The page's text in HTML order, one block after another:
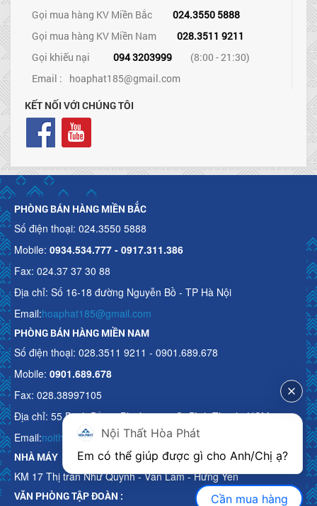
Gọi mua hàng KV Miền Bắc
024.3550 5888
Gọi mua hàng KV Miền Nam
028.3511 9211
Gọi khiếu nại
094 3203999
(8:00 - 21:30)
Email : hoaphat185@gmail.com
KẾT NỐI VỚI CHÚNG TÔI
PHÒNG BÁN HÀNG MIỀN BẮC
Số điện thoại: 024.3550 5888
Mobile: 0934.534.777 - 0917.311.386
Fax: 024.37 37 30 88
Địa chỉ: Số 16-18 đường Nguyễn Bồ - TP Hà Nội
Email:hoaphat185@gmail.com
PHÒNG BÁN HÀNG MIỀN NAM
Số điện thoại: 028.3511 9211 - 0901.689.678
Mobile: 0901.689.678
Fax: 028.38997105
Địa chỉ: 55 Bạch Đằng, Phường 15, Q. Bình Thạnh, HCM
Email:noithathoaphattot@gmail.com
NHÀ MÁY
KM 17 Thị trấn Như Quỳnh - Văn Lâm - Hưng Yên
VĂN PHÒNG TẬP ĐOÀN :
Nội Thất Hòa Phát
Cần mua hàng